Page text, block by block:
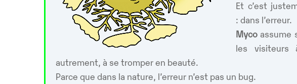
Et c’est
: dans l’erreur.
Myco assume
les visiteurs
autrement, à se tromper en beauté.
Parce que dans la nature, l’erreur n’est pas un bug.